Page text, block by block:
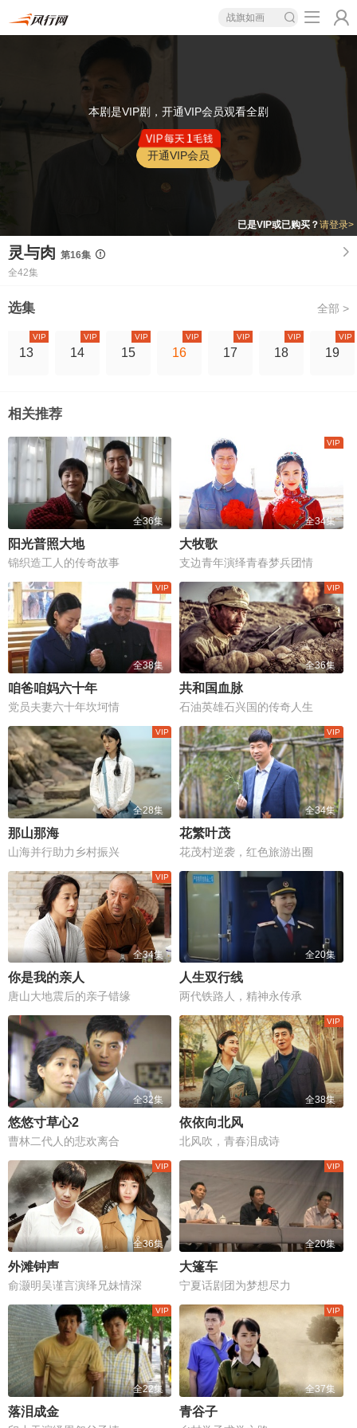
战旗如画
本剧是VIP剧，开通VIP会员观看全剧
开通VIP会员
已是VIP或已购买？请登录>
灵与肉 第16集
全42集
选集 全部 >
13
VIP
14
VIP
15
VIP
16
VIP
17
VIP
18
VIP
19
VIP
相关推荐
全36集
阳光普照大地
锦织造工人的传奇故事
全34集
大牧歌
支边青年演绎青春梦兵团情
全38集
咱爸咱妈六十年
党员夫妻六十年坎坷情
全36集
共和国血脉
石油英雄石兴国的传奇人生
全28集
那山那海
山海并行助力乡村振兴
全34集
花繁叶茂
花茂村逆袭，红色旅游出圈
全34集
你是我的亲人
唐山大地震后的亲子错缘
全20集
人生双行线
两代铁路人，精神永传承
全32集
悠悠寸草心2
曹林二代人的悲欢离合
全38集
依依向北风
北风吹，青春泪成诗
全36集
外滩钟声
俞灏明吴谨言演绎兄妹情深
全20集
大篷车
宁夏话剧团为梦想尽力
全22集
落泪成金
全37集
青谷子